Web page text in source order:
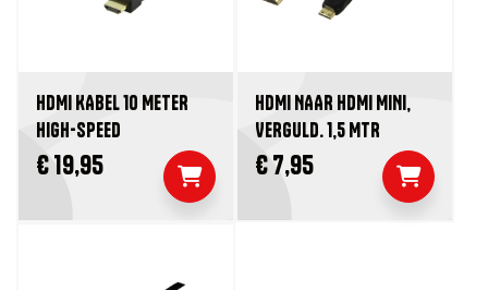
HDMI KABEL 10 METER
HIGH-SPEED
€ 19,95
HDMI NAAR HDMI MINI,
VERGULD. 1,5 MTR
€ 7,95